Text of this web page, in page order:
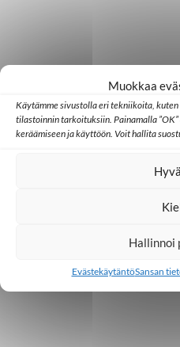
Muokkaa
Käytämme sivustolla eri tekniikoita,
tilastoinnin tarkoituksiin. Painamalla
keräämiseen ja käyttöön. Voit hallita
Hallinnoi
EvästekäytäntöSansan